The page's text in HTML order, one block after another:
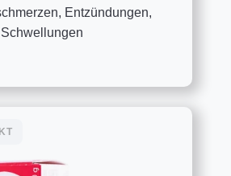
Entzündungen,
Schwellungen